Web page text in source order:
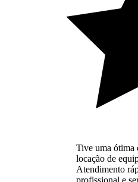
Tive uma ótima
locação de
Atendimento
profissional e